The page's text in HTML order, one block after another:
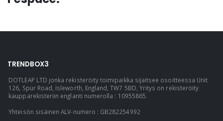
TRENDBOX3
DOTLEAP LTD jonka rekisteröity toimipaikka sijaitsee osoitteessa Unit
126, Spur Road, Isleworth, England, TW7 5BD, Yritys on rekisteröity
kaupparekisteriin englanti numerolla : 10955865.
Yhteisön sisäinen ALV-numero : GB282254992